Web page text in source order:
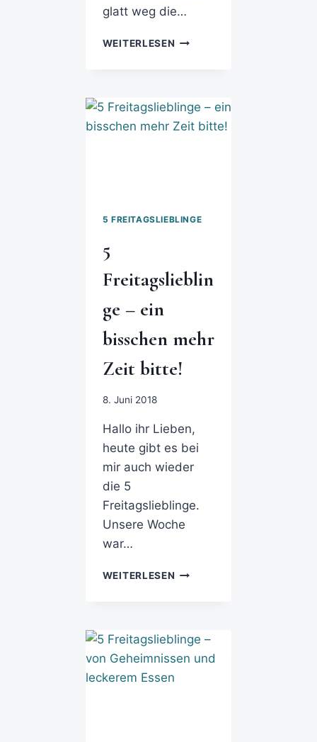
glatt weg die…
WEITERLESEN
5 FREITAGSLIEBLINGE
5
Freitagslieblin
ge – ein
bisschen mehr
Zeit bitte!
8. Juni 2018
Hallo ihr Lieben,
heute gibt es bei
mir auch wieder
die 5
Freitagslieblinge.
Unsere Woche
war…
WEITERLESEN